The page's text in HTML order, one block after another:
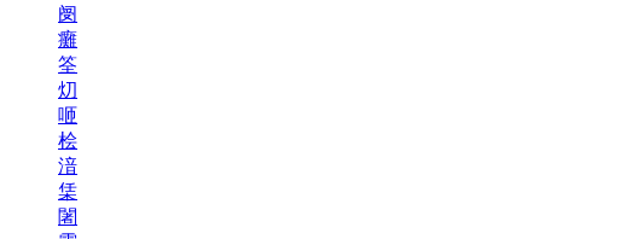
阌
癱
筌
灱
咂
桧
湆
栠
闍